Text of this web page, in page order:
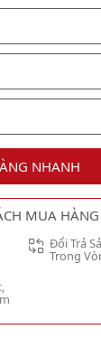
NHANH
MUA HÀNG
Đổi Trả
Trong